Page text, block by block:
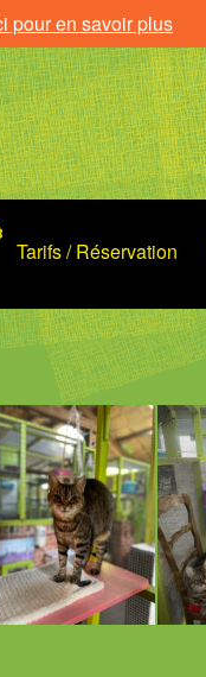
Tarifs / Réservation
pour en savoir plus